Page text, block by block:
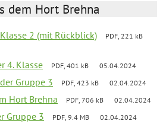
dem Hort Brehna
2 (mit Rückblick)
PDF, 221 kB
4. Klasse PDF, 401 kB 05.04.2024
Gruppe 3 PDF, 423 kB 02.04.2024
Hort Brehna PDF, 706 kB 02.04.2024
Gruppe 3 PDF, 9.4 MB 02.04.2024